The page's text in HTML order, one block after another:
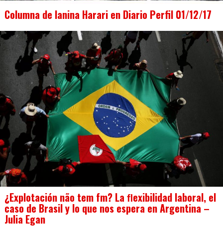
Columna de Ianina Harari en Diario Perfil 01/12/17
¿Explotación não tem fm? La ﬂexibilidad laboral, el
caso de Brasil y lo que nos espera en Argentina –
Julia Egan